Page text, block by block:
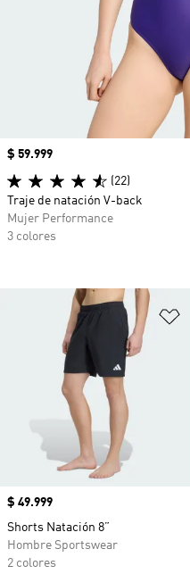
Precio
$ 49.999
Shorts Natación 8”
Hombre Sportswear
2 colores
Precio
$ 59.999
(22)
Traje de natación V-back
Mujer Performance
3 colores